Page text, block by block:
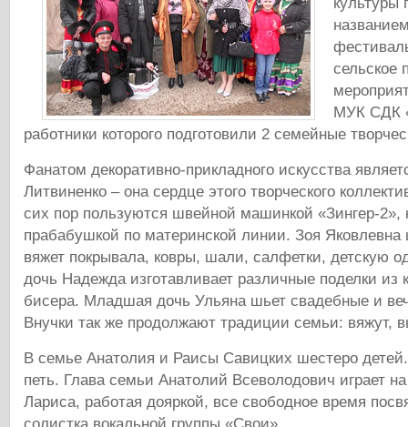
сельское
МУК СДК
работники которого подготовили 2 семейные
Фанатом декоративно-прикладного искусства
Литвиненко – она сердце этого творческого
сих пор пользуются швейной машинкой «Зингер-2»,
прабабушкой по материнской линии. Зоя
вяжет покрывала, ковры, шали, салфетки, детскую
дочь Надежда изготавливает различные поделки из
бисера. Младшая дочь Ульяна шьет свадебные и
Внучки так же продолжают традиции семьи: вяжут,
В семье Анатолия и Раисы Савицких шестеро
петь. Глава семьи Анатолий Всеволодович играет
Лариса, работая дояркой, все свободное время
солистка вокальной группы «Свои».